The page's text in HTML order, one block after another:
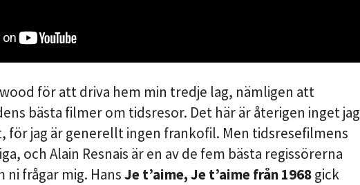
för att driva hem min tredje lag, nämligen att
bästa filmer om tidsresor. Det här är återigen inget jag
för jag är generellt ingen frankofil. Men tidsresefilmens
och Alain Resnais är en av de fem bästa regissörerna
frågar mig. HansJe t’aime, Je t’aime från 1968gick